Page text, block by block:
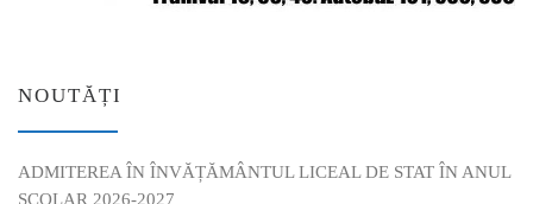
NOUTĂȚI
ADMITEREA ÎN ÎNVĂȚĂMÂNTUL LICEAL DE STAT ÎN ANUL
ȘCOLAR 2026-2027